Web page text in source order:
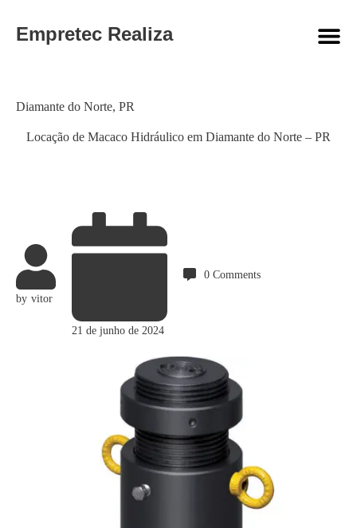
Empretec Realiza
Locação de Macaco Hidráulico em Diamante do Norte – PR
Category
Diamante do Norte, PR
by vitor
21 de junho de 2024
0 Comments